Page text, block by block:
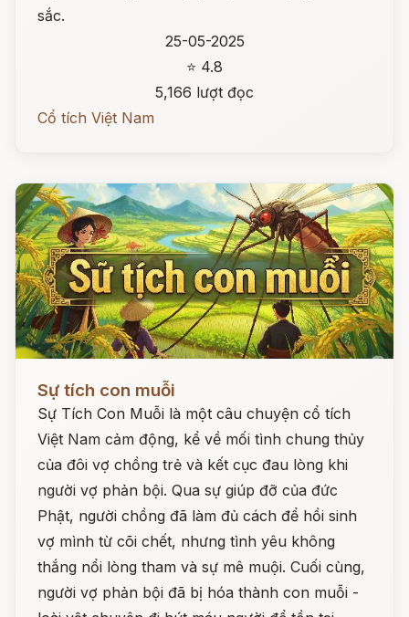
sắc.
25-05-2025
⭐ 4.8
5,166 lượt đọc
Cổ tích Việt Nam
Sự tích con muỗi
Sự Tích Con Muỗi là một câu chuyện cổ tích
Việt Nam cảm động, kể về mối tình chung thủy
của đôi vợ chồng trẻ và kết cục đau lòng khi
người vợ phản bội. Qua sự giúp đỡ của đức
Phật, người chồng đã làm đủ cách để hồi sinh
vợ mình từ cõi chết, nhưng tình yêu không
thắng nổi lòng tham và sự mê muội. Cuối cùng,
người vợ phản bội đã bị hóa thành con muỗi -